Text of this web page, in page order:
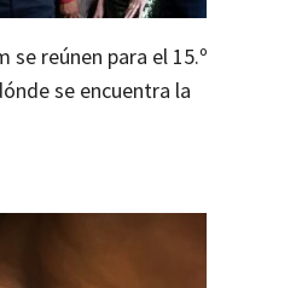
se reúnen para el 15.º
se encuentra la